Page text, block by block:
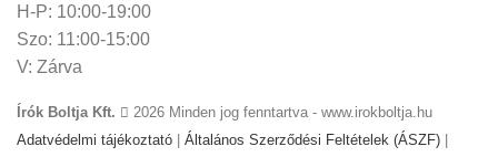
H-P: 10:00-19:00
Szo: 11:00-15:00
V: Zárva
Írók Boltja Kft.
2026 Minden jog fenntartva - www.irokboltja.hu
Adatvédelmi tájékoztató
Általános Szerződési Feltételek (ÁSZF)